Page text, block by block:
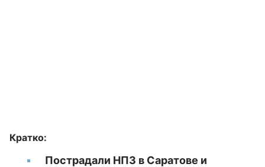
Кратко:
Пострадали НПЗ в Саратове и